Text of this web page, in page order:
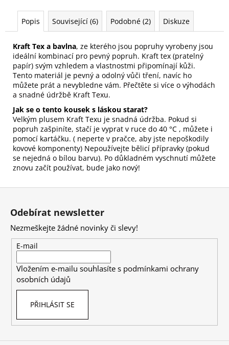
Popis Související (6) Podobné (2) Diskuze
Kraft Tex a bavlna, ze kterého jsou popruhy vyrobeny jsou
ideální kombinací pro pevný popruh. Kraft tex (pratelný
papír) svým vzhledem a vlastnostmi připomínají kůži.
Tento materiál je pevný a odolný vůči tření, navíc ho
můžete prát a nevybledne vám. Přečtěte si více o výhodách
a snadné údržbě Kraft Texu.
Jak se o tento kousek s láskou starat?
Velkým plusem Kraft Texu je snadná údržba. Pokud si
popruh zašpiníte, stačí je vyprat v ruce do 40 °C , můžete i
pomocí kartáčku. ( neperte v pračce, aby jste nepoškodily
kovové komponenty) Nepoužívejte bělicí přípravky (pokud
se nejedná o bílou barvu). Po důkladném vyschnutí můžete
znovu začít používat, bude jako nový!
Z
Odebírat newsletter
Nezmeškejte žádné novinky či slevy!
E-mail
Vložením e-mailu souhlasíte s podmínkami ochrany
osobních údajů
PŘIHLÁSIT SE